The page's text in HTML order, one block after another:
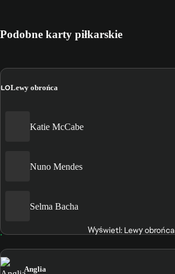
Podobne karty piłkarskie
LOLewy obrońca
Katie McCabe
Nuno Mendes
Selma Bacha
Wyświetl: Lewy obrońca
Anglia